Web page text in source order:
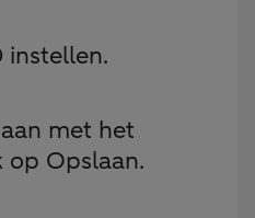
instellen.
met het
op Opslaan.